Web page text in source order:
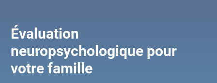
Évaluation
neuropsychologique pour
votre famille